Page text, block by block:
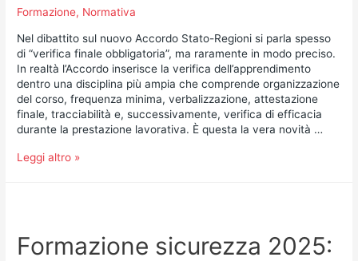
Formazione, Normativa
Nel dibattito sul nuovo Accordo Stato-Regioni si parla spesso
di “verifica finale obbligatoria”, ma raramente in modo preciso.
In realtà l’Accordo inserisce la verifica dell’apprendimento
dentro una disciplina più ampia che comprende organizzazione
del corso, frequenza minima, verbalizzazione, attestazione
finale, tracciabilità e, successivamente, verifica di efficacia
durante la prestazione lavorativa. È questa la vera novità …
Leggi altro »
Formazione sicurezza 2025: